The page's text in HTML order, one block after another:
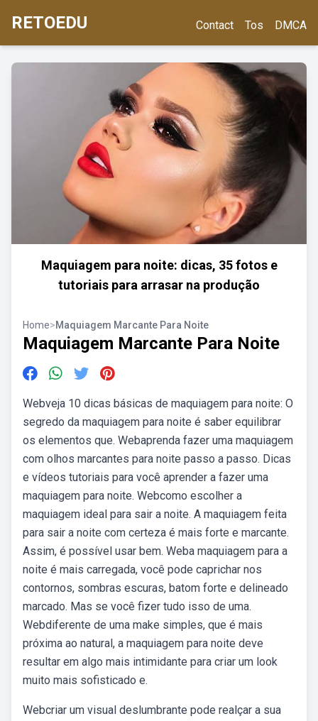
RETOEDU Contact Tos DMCA
Maquiagem para noite: dicas, 35 fotos e
tutoriais para arrasar na produção
Home>Maquiagem Marcante Para Noite
Maquiagem Marcante Para Noite
Webveja 10 dicas básicas de maquiagem para noite: O
segredo da maquiagem para noite é saber equilibrar
os elementos que. Webaprenda fazer uma maquiagem
com olhos marcantes para noite passo a passo. Dicas
e vídeos tutoriais para você aprender a fazer uma
maquiagem para noite. Webcomo escolher a
maquiagem ideal para sair a noite. A maquiagem feita
para sair a noite com certeza é mais forte e marcante.
Assim, é possível usar bem. Weba maquiagem para a
noite é mais carregada, você pode caprichar nos
contornos, sombras escuras, batom forte e delineado
marcado. Mas se você fizer tudo isso de uma.
Webdiferente de uma make simples, que é mais
próxima ao natural, a maquiagem para noite deve
resultar em algo mais intimidante para criar um look
muito mais sofisticado e.
Webcriar um visual deslumbrante pode realçar a sua